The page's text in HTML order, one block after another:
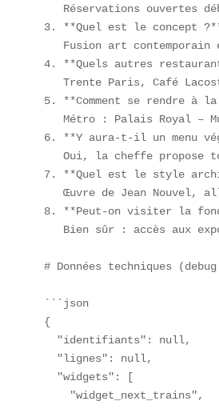
Réservations ouvertes
3. **Quel est le concept
Fusion art
4. **Quels autres
Trente Paris, Café
5. **Comment se rendre
Métro : Palais Royal –
6. **Y aura-t-il un menu
Oui, la cheffe propose
7. **Quel est le style
Œuvre de Jean Nouvel,
8. **Peut-on visiter la
Bien sûr : accès aux
# Données techniques
```json
{
  "identifiants": null,
  "lignes": null,
  "widgets": [
    "widget_next_trains",